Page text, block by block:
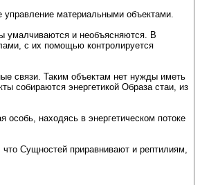
управление материальными объектами.
умалчиваются и необъясняются. В
с их помощью контролируется
связи. Таким объектам нет нужды иметь
собираются энергетикой Образа стаи, из
находясь в энергетическом потоке
Сущностей приравнивают и рептилиям,